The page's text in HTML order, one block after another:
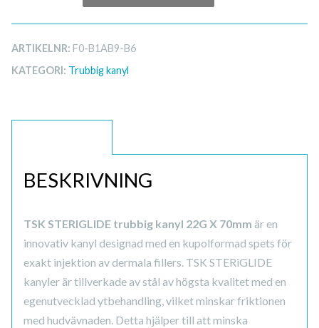
ARTIKELNR: F0-B1AB9-B6
KATEGORI: Trubbig kanyl
BESKRIVNING
TSK STERIGLIDE trubbig kanyl 22G X 70mm är en
innovativ kanyl designad med en kupolformad spets för
exakt injektion av dermala fillers. TSK STERiGLIDE
kanyler är tillverkade av stål av högsta kvalitet med en
egenutvecklad ytbehandling, vilket minskar friktionen
med hudvävnaden. Detta hjälper till att minska